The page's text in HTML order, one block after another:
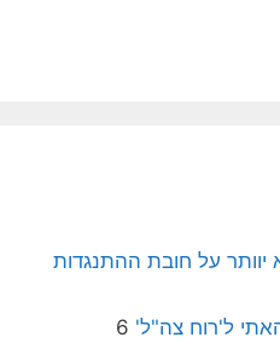
יוותר על חובת ההתנגדות
ל'רוח צה"ל' 6